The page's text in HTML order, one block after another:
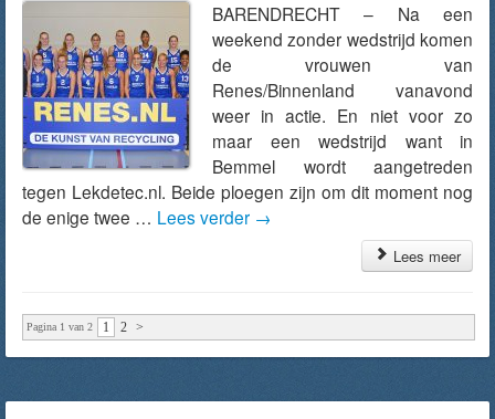
BARENDRECHT – Na een
weekend zonder wedstrijd komen
de vrouwen van
Renes/Binnenland vanavond
weer in actie. En niet voor zo
maar een wedstrijd want in
Bemmel wordt aangetreden
tegen Lekdetec.nl. Beide ploegen zijn om dit moment nog
de enige twee … Lees verder →
Lees meer
Pagina 1 van 2 1 2 >